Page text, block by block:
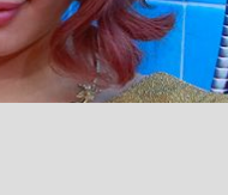
」…五摂家筆頭・近衛家の
のK-POPアイドルたち